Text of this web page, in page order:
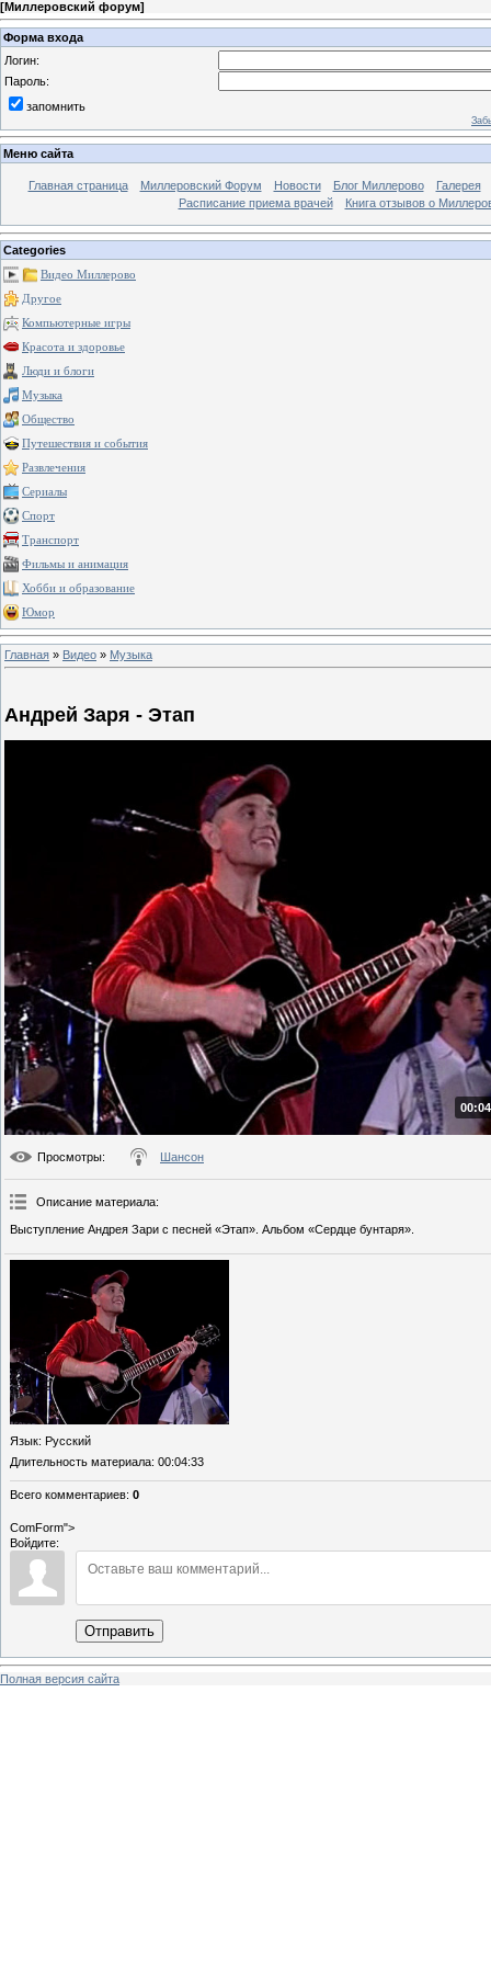
[Миллеровский форум]
Форма входа
Логин:
Пароль:
запомнить
Меню сайта
Главная страница Миллеровский Форум Новости Блог Миллерово
Галерея
Расписание приема врачей
Книга отзывов о
Categories
Видео Миллерово
Другое
Компьютерные игры
Красота и здоровье
Люди и блоги
Музыка
Общество
Путешествия и события
Развлечения
Сериалы
Спорт
Транспорт
Фильмы и анимация
Хобби и образование
Юмор
Главная » Видео » Музыка
Андрей Заря - Этап
Просмотры: Шансон
Описание материала:
Выступление Андрея Зари с песней «Этап». Альбом «Сердце бунтаря».
Язык: Русский
Длительность материала: 00:04:33
Всего комментариев: 0
ComForm">
Войдите:
Отправить
Полная версия сайта